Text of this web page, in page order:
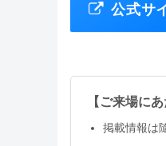
公式サ
【ご来場に
掲載情報は